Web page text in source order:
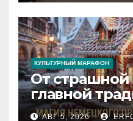
КУЛЬТУРНЫЙ МАРАФОН
От страшной
главной
Рождества:
АВГ 5, 2026